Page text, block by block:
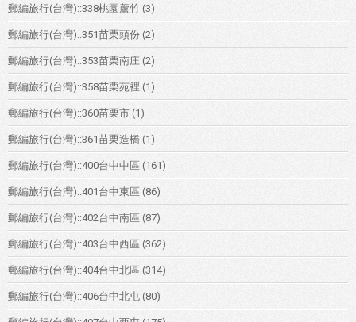
郵編旅行(台灣)::338桃園蘆竹 (3)
郵編旅行(台灣)::351苗栗頭份 (2)
郵編旅行(台灣)::353苗栗南庄 (2)
郵編旅行(台灣)::358苗栗苑裡 (1)
郵編旅行(台灣)::360苗栗市 (1)
郵編旅行(台灣)::361苗栗造橋 (1)
郵編旅行(台灣)::400台中中區 (161)
郵編旅行(台灣)::401台中東區 (86)
郵編旅行(台灣)::402台中南區 (87)
郵編旅行(台灣)::403台中西區 (362)
郵編旅行(台灣)::404台中北區 (314)
郵編旅行(台灣)::406台中北屯 (80)